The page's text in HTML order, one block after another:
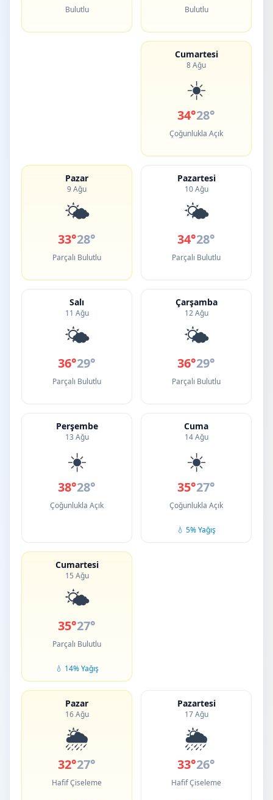
Bulutlu Bulutlu
Cumartesi
8 Ağu
☀️
34°28°
Çoğunlukla Açık
Pazar
9 Ağu
🌤️
33°28°
Parçalı Bulutlu
Pazartesi
10 Ağu
🌤️
34°28°
Parçalı Bulutlu
Salı
11 Ağu
🌤️
36°29°
Parçalı Bulutlu
Çarşamba
12 Ağu
🌤️
36°29°
Parçalı Bulutlu
Perşembe
13 Ağu
☀️
38°28°
Çoğunlukla Açık
Cuma
14 Ağu
☀️
35°27°
Çoğunlukla Açık
💧 5% Yağış
Cumartesi
15 Ağu
🌤️
35°27°
Parçalı Bulutlu
💧 14% Yağış
Pazar
16 Ağu
🌦️
32°27°
Hafif Çiseleme
Pazartesi
17 Ağu
🌦️
33°26°
Hafif Çiseleme